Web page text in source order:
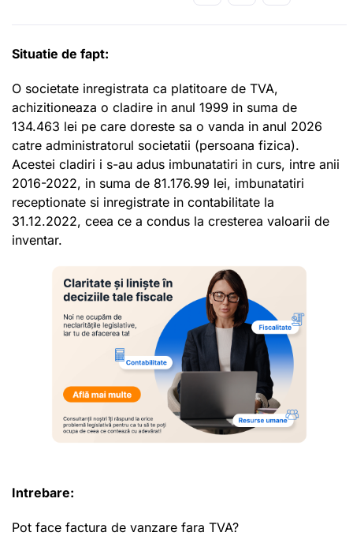
Situatie de fapt:
O societate inregistrata ca platitoare de TVA,
achizitioneaza o cladire in anul 1999 in suma de
134.463 lei pe care doreste sa o vanda in anul 2026
catre administratorul societatii (persoana fizica).
Acestei cladiri i s-au adus imbunatatiri in curs, intre anii
2016-2022, in suma de 81.176.99 lei, imbunatatiri
receptionate si inregistrate in contabilitate la
31.12.2022, ceea ce a condus la cresterea valoarii de
inventar.
Intrebare:
Pot face factura de vanzare fara TVA?